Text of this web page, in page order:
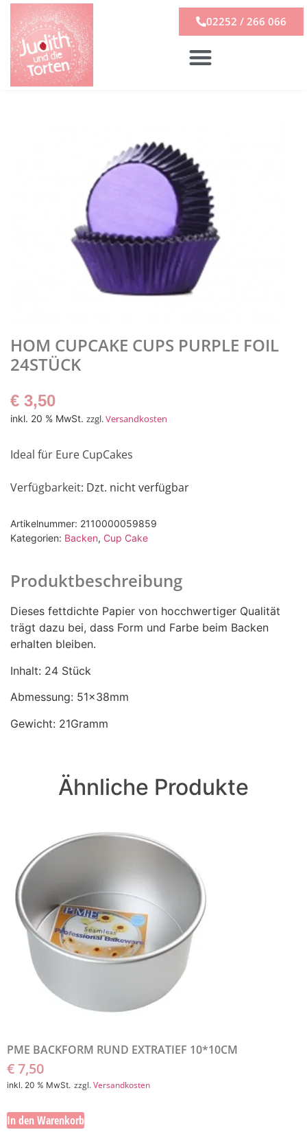
02252 / 266 066
HOM CUPCAKE CUPS PURPLE FOIL
24STÜCK
€ 3,50
inkl. 20 % MwSt. zzgl.Versandkosten
Ideal für Eure CupCakes
Verfügbarkeit: Dzt. nicht verfügbar
Artikelnummer: 2110000059859
Kategorien: Backen, Cup Cake
Produktbeschreibung
Dieses fettdichte Papier von hocchwertiger Qualität
trägt dazu bei, dass Form und Farbe beim Backen
erhalten bleiben.
Inhalt: 24 Stück
Abmessung: 51x38mm
Gewicht: 21Gramm
Ähnliche Produkte
PME BACKFORM RUND EXTRATIEF 10*10CM
€7,50
inkl. 20 % MwSt. zzgl.Versandkosten
In den Warenkorb